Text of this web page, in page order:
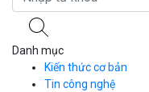
Danh mục
Kiến thức cơ bản
Tin công nghệ